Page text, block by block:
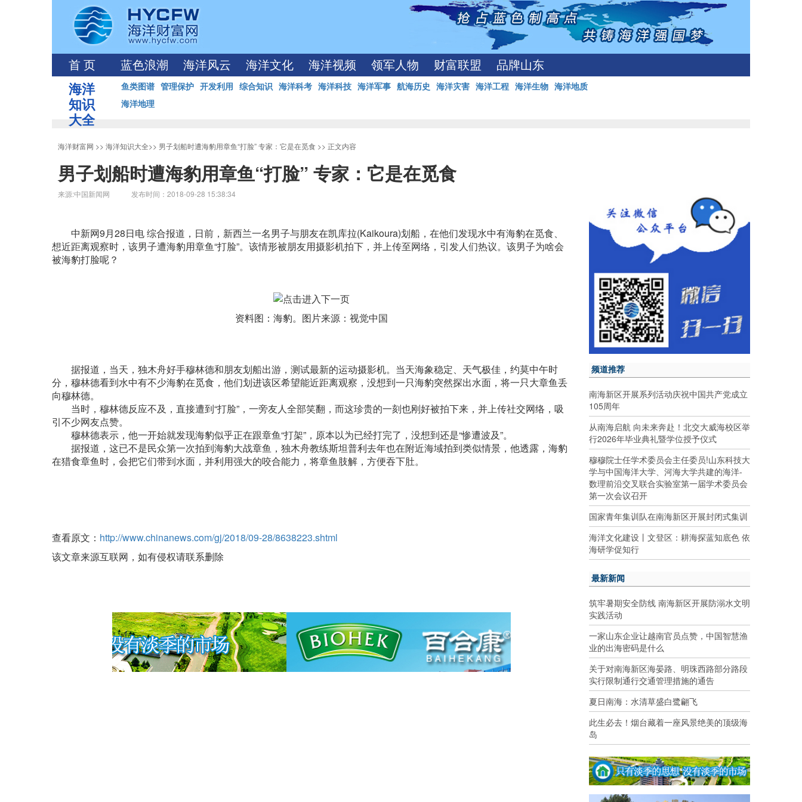
首 页 蓝色浪潮 海洋风云 海洋文化 海洋视频 领军人物 财富联盟 品牌山东
海洋
知识
大全
鱼类图谱 管理保护 开发利用 综合知识 海洋科考 海洋科技 海洋军事 航海历史 海洋灾害 海洋工程 海洋生物 海洋地质
海洋地理
海洋财富网 >> 海洋知识大全>> 男子划船时遭海豹用章鱼“打脸” 专家：它是在觅食 >> 正文内容
男子划船时遭海豹用章鱼“打脸” 专家：它是在觅食
来源:中国新闻网 发布时间：2018-09-28 15:38:34
中新网9月28日电 综合报道，日前，新西兰一名男子与朋友在凯库拉(Kaikoura)划船，在他们发现水中有海豹在觅食、
想近距离观察时，该男子遭海豹用章鱼“打脸”。该情形被朋友用摄影机拍下，并上传至网络，引发人们热议。该男子为啥会
被海豹打脸呢？
资料图：海豹。图片来源：视觉中国
据报道，当天，独木舟好手穆林德和朋友划船出游，测试最新的运动摄影机。当天海象稳定、天气极佳，约莫中午时
分，穆林德看到水中有不少海豹在觅食，他们划进该区希望能近距离观察，没想到一只海豹突然探出水面，将一只大章鱼丢
向穆林德。
当时，穆林德反应不及，直接遭到“打脸”，一旁友人全部笑翻，而这珍贵的一刻也刚好被拍下来，并上传社交网络，吸
引不少网友点赞。
穆林德表示，他一开始就发现海豹似乎正在跟章鱼“打架”，原本以为已经打完了，没想到还是“惨遭波及”。
据报道，这已不是民众第一次拍到海豹大战章鱼，独木舟教练斯坦普利去年也在附近海域拍到类似情景，他透露，海豹
在猎食章鱼时，会把它们带到水面，并利用强大的咬合能力，将章鱼肢解，方便吞下肚。
查看原文： http://www.chinanews.com/gj/2018/09-28/8638223.shtml
该文章来源互联网，如有侵权请联系删除
频道推荐
南海新区开展系列活动庆祝中国共产党成立
105周年
从南海启航 向未来奔赴！北交大威海校区举
行2026年毕业典礼暨学位授予仪式
穆穆院士任学术委员会主任委员!山东科技大
学与中国海洋大学、河海大学共建的海洋-
数理前沿交叉联合实验室第一届学术委员会
第一次会议召开
国家青年集训队在南海新区开展封闭式集训
海洋文化建设丨文登区：耕海探蓝知底色 依
海研学促知行
最新新闻
筑牢暑期安全防线 南海新区开展防溺水文明
实践活动
一家山东企业让越南官员点赞，中国智慧渔
业的出海密码是什么
关于对南海新区海晏路、明珠西路部分路段
实行限制通行交通管理措施的通告
夏日南海：水清草盛白鹭翩飞
此生必去！烟台藏着一座风景绝美的顶级海
岛